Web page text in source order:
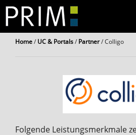
Home/ UC & Portals/ Partner/Colligo
Folgende Leistungsmerkmale